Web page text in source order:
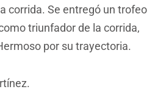
corrida. Se entregó un trofeo
triunfador de la corrida,
por su trayectoria.